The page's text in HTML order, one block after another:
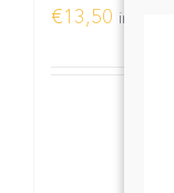
€13,50 inkl.